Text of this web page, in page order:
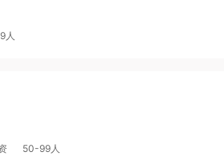
人
50-99人